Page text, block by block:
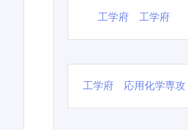
工学府 工学府
工学府 応用化学専攻